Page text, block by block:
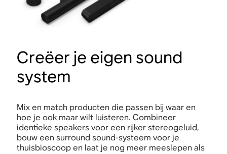
Creëer je eigen sound
system
Mix en match producten die passen bij waar en
hoe je ook maar wilt luisteren. Combineer
identieke speakers voor een rijker stereogeluid,
bouw een surround sound-systeem voor je
thuisbioscoop en laat je nog meer meeslepen als